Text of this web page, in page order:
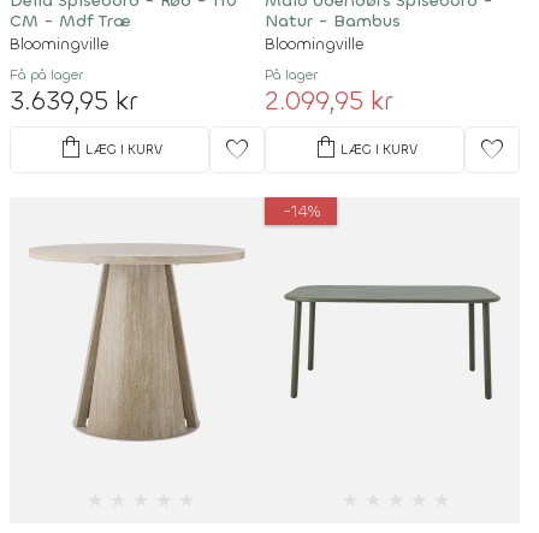
CM - Mdf Træ
Bloomingville
Få på lager
3.639,95 kr
shopping_bag LÆG I KURV favorite
Natur - Bambus
Bloomingville
På lager
2.099,95 kr
shopping_bag LÆG I KURV favorite
-14%